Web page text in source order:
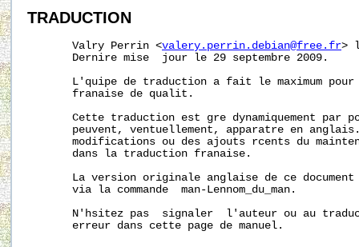
TRADUCTION
       Valry Perrin <
valery.perrin.debian@free.fr>
       Dernire mise  jour le 29 septembre 2009.
L'quipe de traduction a fait le maximum
       franaise de qualit.
Cette traduction est gre dynamiquement par
peuvent, ventuellement, apparatre en
modifications ou des ajouts rcents du
       dans la traduction franaise.
La version originale anglaise de ce
       via la commande  man-Lennom_du_man.
N'hsitez pas  signaler  l'auteur ou au